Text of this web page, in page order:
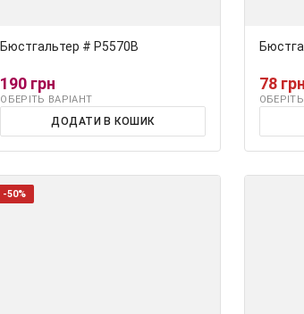
Бюстгальтер # Р5570В
190 грн
ОБЕРІТЬ ВАРІАНТ
ДОДАТИ В КОШИК
78
-50%